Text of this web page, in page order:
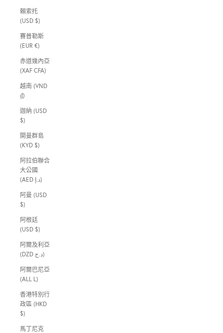
賴索托
(USD $)
賽普勒斯
(EUR €)
赤道幾內亞
(XAF CFA)
越南 (VND
₫)
迦納 (USD
$)
開曼群島
(KYD $)
阿拉伯聯合
大公國
(AED د.إ)
阿曼 (USD
$)
阿根廷
(USD $)
阿爾及利亞
(DZD د.ج)
阿爾巴尼亞
(ALL L)
香港特別行
政區 (HKD
$)
馬丁尼克